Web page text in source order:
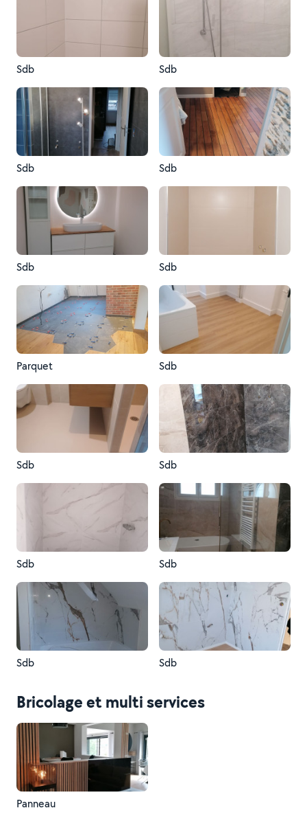
Sdb Sdb
Sdb Sdb
Sdb Sdb
Parquet Sdb
Sdb Sdb
Sdb Sdb
Sdb Sdb
Bricolage et multi services
Panneau